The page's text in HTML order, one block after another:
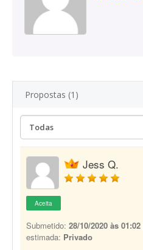
Propostas (1)
Jess Q.
Aceita
Submetido: 28/10/2020 às 01:02
estimada: Privado